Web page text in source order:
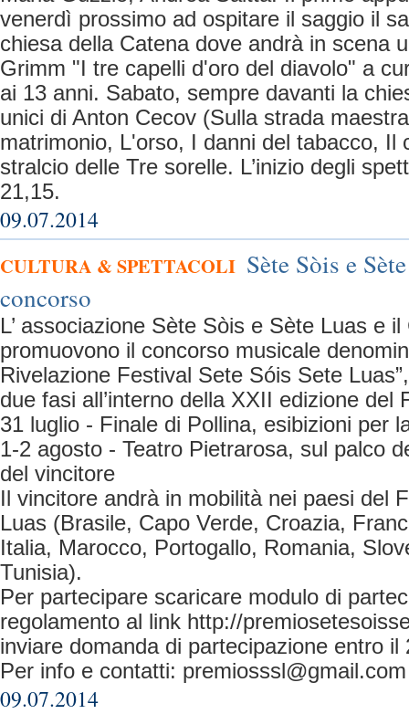
venerdì prossimo ad ospitare il saggio il
chiesa della Catena dove andrà in scena
Grimm "I tre capelli d'oro del diavolo" a
ai 13 anni. Sabato, sempre davanti la
unici di Anton Cecov (Sulla strada
matrimonio, L'orso, I danni del tabacco, Il
stralcio delle Tre sorelle. L’inizio degli
21,15.
09.07.2014
CULTURA & SPETTACOLI Sète Sòis e
concorso
L’ associazione Sète Sòis e Sète Luas e
promuovono il concorso musicale
Rivelazione Festival Sete Sóis Sete
due fasi all’interno della XXII edizione del
31 luglio - Finale di Pollina, esibizioni per
1-2 agosto - Teatro Pietrarosa, sul palco
del vincitore
Il vincitore andrà in mobilità nei paesi del
Luas (Brasile, Capo Verde, Croazia,
Italia, Marocco, Portogallo, Romania,
Tunisia).
Per partecipare scaricare modulo di
regolamento al link http://
inviare domanda di partecipazione entro il
Per info e contatti: premiosssl@gmail.com
09.07.2014